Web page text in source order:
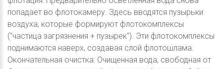
попадает во флотокамеру. Здесь вводятся пузырьки
воздуха, которые формируют флотокомплексы
("частица загрязнения + пузырек"). Эти флотокомплексы
поднимаются наверх, создавая слой флотошлама.
Окончательная очистка: Очищенная вода, свободная от